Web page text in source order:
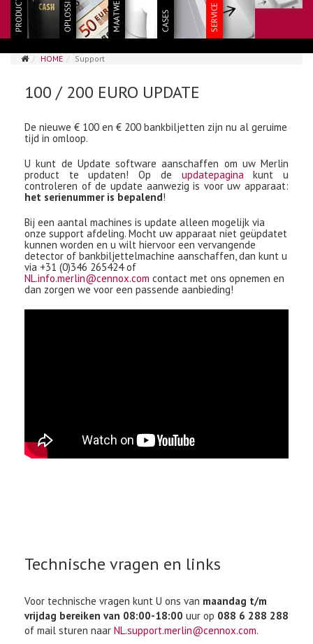
HOME Support
100 / 200 EURO UPDATE
De nieuwe € 100 en € 200 bankbiljetten zijn nu al geruime
tijd in omloop.
U kunt de Update software aanschaffen om uw Merlin
product te updaten! Op de updatepaginakunt u
controleren of de update aanwezig is voor uw apparaat:
het serienummer is bepalend!
Bij een aantal machines is update alleen mogelijk via
onze support afdeling. Mocht uw apparaat niet geüpdatet
kunnen worden en u wilt hiervoor een vervangende
detector of bankbiljettelmachine aanschaffen, dan kunt u
via +31 (0)346 265424 of
NL.info.merlin@cennox.com contact met ons opnemen en
dan zorgen we voor een passende aanbieding!
Technische vragen en links
Voor technische vragen kunt U ons van maandag t/m
vrijdag bereiken van 08:00-18:00 uur op 088 6 288 288
of mail sturen naar NL.support.merlin@cennox.com.